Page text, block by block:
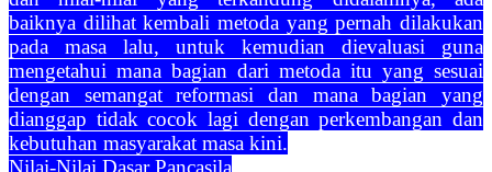
baiknya dilihat kembali metoda yang pernah dilakukan
pada masa lalu, untuk kemudian dievaluasi guna
mengetahui mana bagian dari metoda itu yang sesuai
dengan semangat reformasi dan mana bagian yang
dianggap tidak cocok lagi dengan perkembangan dan
kebutuhan masyarakat masa kini.
Nilai-Nilai Dasar Pancasila